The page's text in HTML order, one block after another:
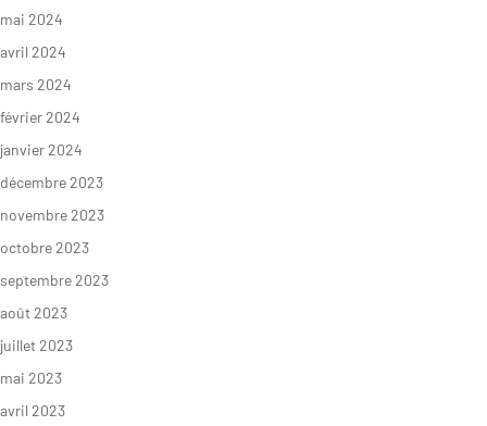
mai 2024
avril 2024
mars 2024
février 2024
janvier 2024
décembre 2023
novembre 2023
octobre 2023
septembre 2023
août 2023
juillet 2023
mai 2023
avril 2023